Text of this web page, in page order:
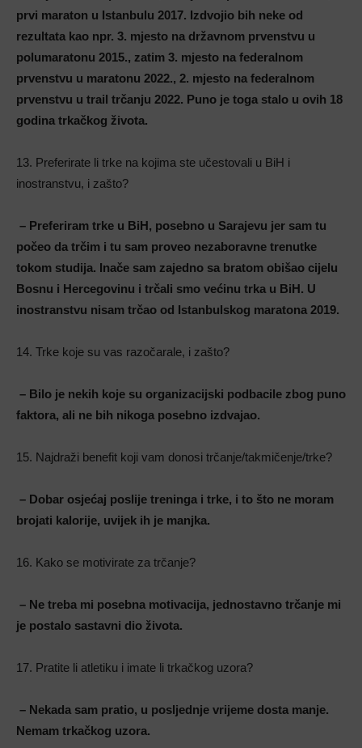
prvi maraton u Istanbulu 2017. Izdvojio bih neke od
rezultata kao npr. 3. mjesto na državnom prvenstvu u
polumaratonu 2015., zatim 3. mjesto na federalnom
prvenstvu u maratonu 2022., 2. mjesto na federalnom
prvenstvu u trail trčanju 2022. Puno je toga stalo u ovih 18
godina trkačkog života.
13. Preferirate li trke na kojima ste učestovali u BiH i
inostranstvu, i zašto?
– Preferiram trke u BiH, posebno u Sarajevu jer sam tu
počeo da trčim i tu sam proveo nezaboravne trenutke
tokom studija. Inače sam zajedno sa bratom obišao cijelu
Bosnu i Hercegovinu i trčali smo većinu trka u BiH. U
inostranstvu nisam trčao od Istanbulskog maratona 2019.
14. Trke koje su vas razočarale, i zašto?
– Bilo je nekih koje su organizacijski podbacile zbog puno
faktora, ali ne bih nikoga posebno izdvajao.
15. Najdraži benefit koji vam donosi trčanje/takmičenje/trke?
– Dobar osjećaj poslije treninga i trke, i to što ne moram
brojati kalorije, uvijek ih je manjka.
16. Kako se motivirate za trčanje?
– Ne treba mi posebna motivacija, jednostavno trčanje mi
je postalo sastavni dio života.
17. Pratite li atletiku i imate li trkačkog uzora?
– Nekada sam pratio, u posljednje vrijeme dosta manje.
Nemam trkačkog uzora.